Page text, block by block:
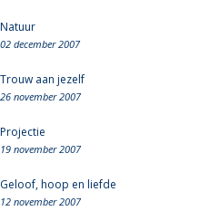
Natuur
02 december 2007
Trouw aan jezelf
26 november 2007
Projectie
19 november 2007
Geloof, hoop en liefde
12 november 2007